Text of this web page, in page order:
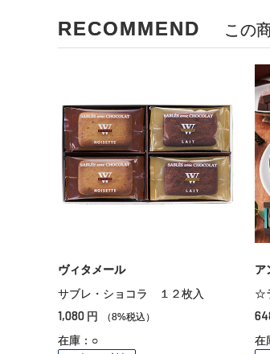
RECOMMEND この
ヴィタメール
サブレ・ショコラ １２枚入
1,080 円 （8%税込）
在庫：○
ア
☆
在